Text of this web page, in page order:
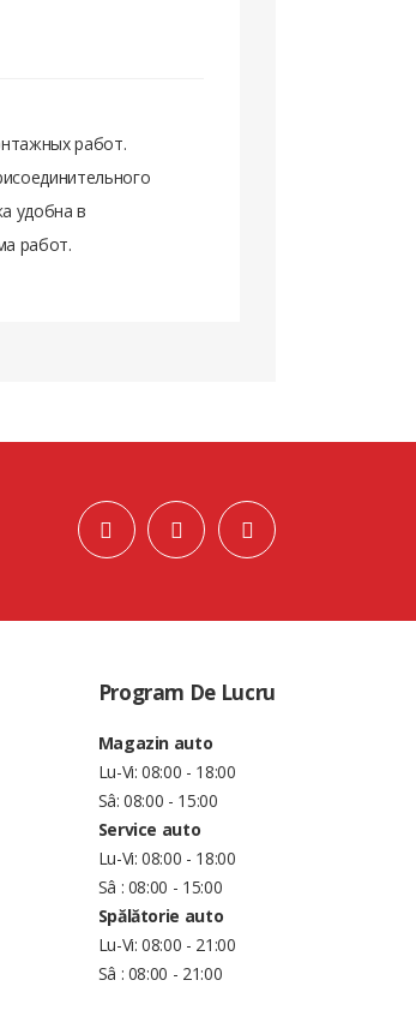
работ.
удобна в
работ.
Program De Lucru
Magazin auto
Lu-Vi: 08:00 - 18:00
Sâ: 08:00 - 15:00
Service auto
Lu-Vi: 08:00 - 18:00
Sâ : 08:00 - 15:00
Spălătorie auto
Lu-Vi: 08:00 - 21:00
Sâ : 08:00 - 21:00